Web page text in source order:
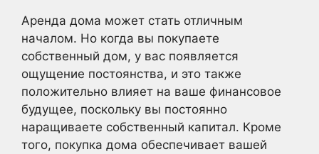
Аренда дома может стать отличным
началом. Но когда вы покупаете
собственный дом, у вас появляется
ощущение постоянства, и это также
положительно влияет на ваше финансовое
будущее, поскольку вы постоянно
наращиваете собственный капитал. Кроме
того, покупка дома обеспечивает вашей